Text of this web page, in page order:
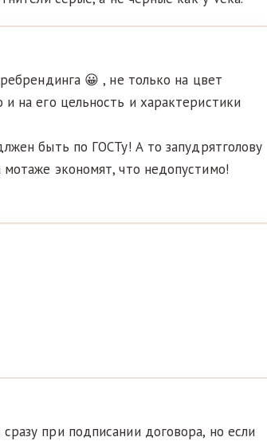
😀 , не только на цвет
на его цельность и характеристики
быть по ГОСТу! А то запудрятголову
экономят, что недопустимо!
при подписании договора, но если